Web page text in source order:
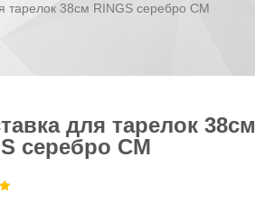
тарелок 38см RINGS серебро CM
для тарелок 38см
серебро CM